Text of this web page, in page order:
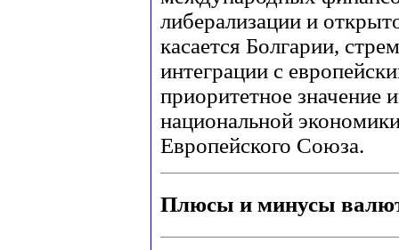
либерализации и
касается Болгарии,
интеграции с
приоритетное значение
национальной
Европейского Союза.
Плюсы и минусы